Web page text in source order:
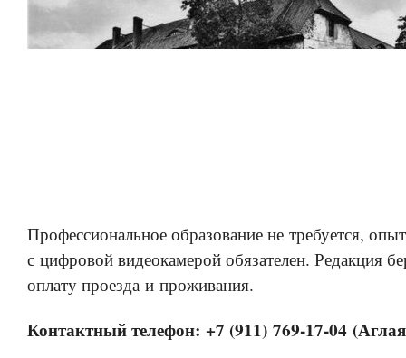
Профессиональное образование не требуется,
с цифровой видеокамерой обязателен. Редакция
оплату проезда и проживания.
Контактный телефон: +7 (911) 769-17-04